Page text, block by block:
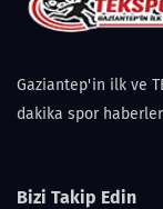
Gaziantep'in ilk ve
dakika spor
Bizi Takip Edin